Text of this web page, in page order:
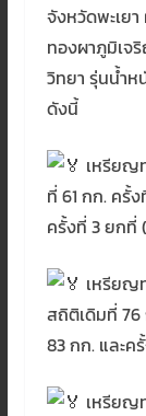
จังหวัดพะเย
ทองผาภูมิเจ
วิทยา รุ่นน้ำ
ดังนี้
เหรียญ
ที่ 61 กก. ครั้
ครั้งที่ 3 ยกที่
เหรียญ
สถิติเดิมที่ 76
83 กก. และค
เหรียญ